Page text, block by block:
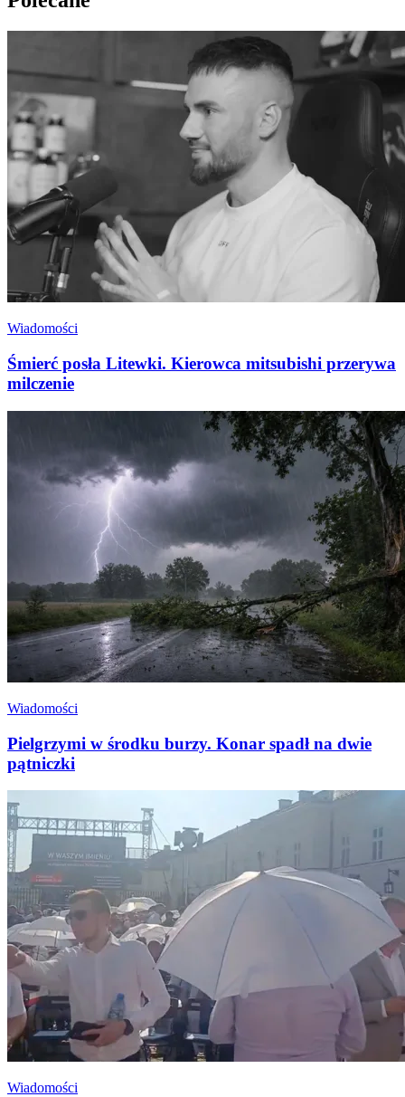
Wiadomości
Śmierć posła Litewki. Kierowca mitsubishi przerywa
milczenie
Wiadomości
Pielgrzymi w środku burzy. Konar spadł na dwie
pątniczki
Wiadomości